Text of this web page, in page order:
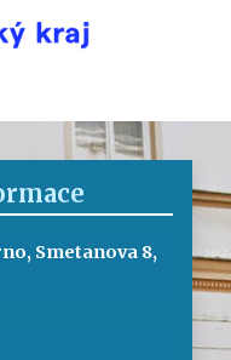
Smetanova 8,